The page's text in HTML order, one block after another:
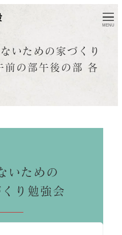
MENU
いための家づくり
前の部午後の部 各
いための
り勉強会